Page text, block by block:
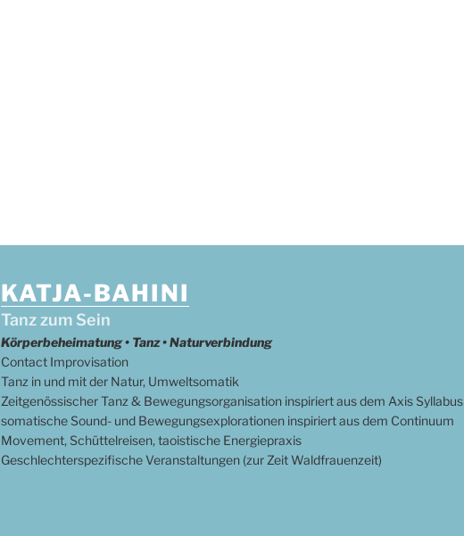
KATJA-BAHINI
Tanz zum Sein
Körperbeheimatung • Tanz • Naturverbindung
Contact Improvisation
Tanz in und mit der Natur, Umweltsomatik
Zeitgenössischer Tanz & Bewegungsorganisation inspiriert aus dem Axis Syllabus
somatische Sound- und Bewegungsexplorationen inspiriert aus dem Continuum
Movement, Schüttelreisen, taoistische Energiepraxis
Geschlechterspezifische Veranstaltungen (zur Zeit Waldfrauenzeit)